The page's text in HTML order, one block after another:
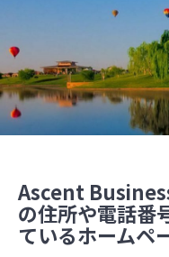
Ascent
の住所や電話番
ているホームペ